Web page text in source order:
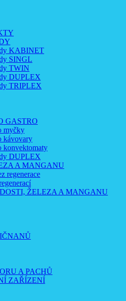
KABINET
SINGL
TWIN
DUPLEX
TRIPLEX
GASTRO
myčky
kávovary
konvektomaty
DUPLEX
A MANGANU
regenerace
ŽELEZA A MANGANU
A PACHŮ
ZAŘÍZENÍ